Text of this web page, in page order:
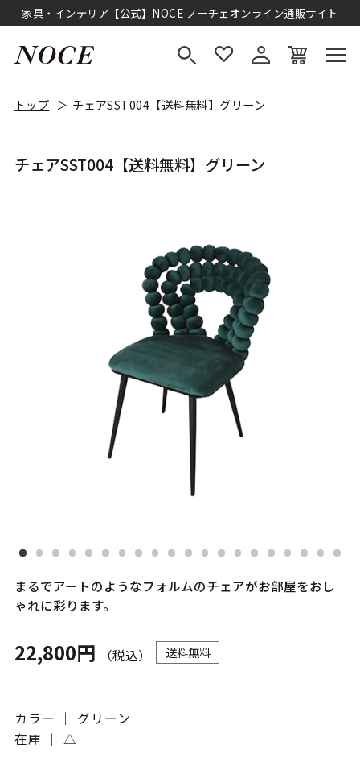
家具・インテリア【公式】NOCE ノーチェオンライン通販サイト
トップ チェアSST004【送料無料】グリーン
チェアSST004【送料無料】グリーン
まるでアートのようなフォルムのチェアがお部屋をおし
ゃれに彩ります。
22,800円 （税込） 送料無料
カラー ｜ グリーン
在庫 ｜ △